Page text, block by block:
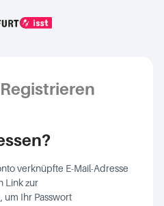
Registrieren
verknüpfte E-Mail-Adresse
Link zur
um Ihr Passwort